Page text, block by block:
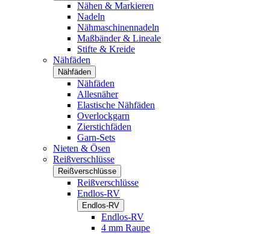
Nähen & Markieren
Nadeln
Nähmaschinennadeln
Maßbänder & Lineale
Stifte & Kreide
Nähfäden
Nähfäden
Nähfäden
Allesnäher
Elastische Nähfäden
Overlockgarn
Zierstichfäden
Garn-Sets
Nieten & Ösen
Reißverschlüsse
Reißverschlüsse
Reißverschlüsse
Endlos-RV
Endlos-RV
Endlos-RV
4 mm Raupe